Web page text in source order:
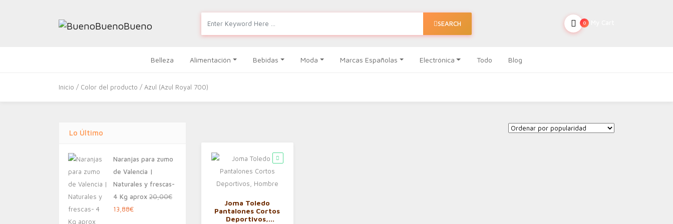
SEARCH 0
Belleza Alimentación Bebidas Moda Marcas Españolas Electrónica Todo Blog
Inicio / Color del producto / Azul (Azul Royal 700)
Lo Último
Naranjas para zumo
de Valencia |
Naturales y frescas-
4 Kg aprox 20,00€
El
13,88€El
Joma Toledo
Pantalones Cortos
Deportivos,